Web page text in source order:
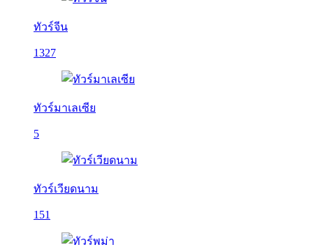
ทัวร์จีน
1327
ทัวร์มาเลเซีย
5
ทัวร์เวียดนาม
151